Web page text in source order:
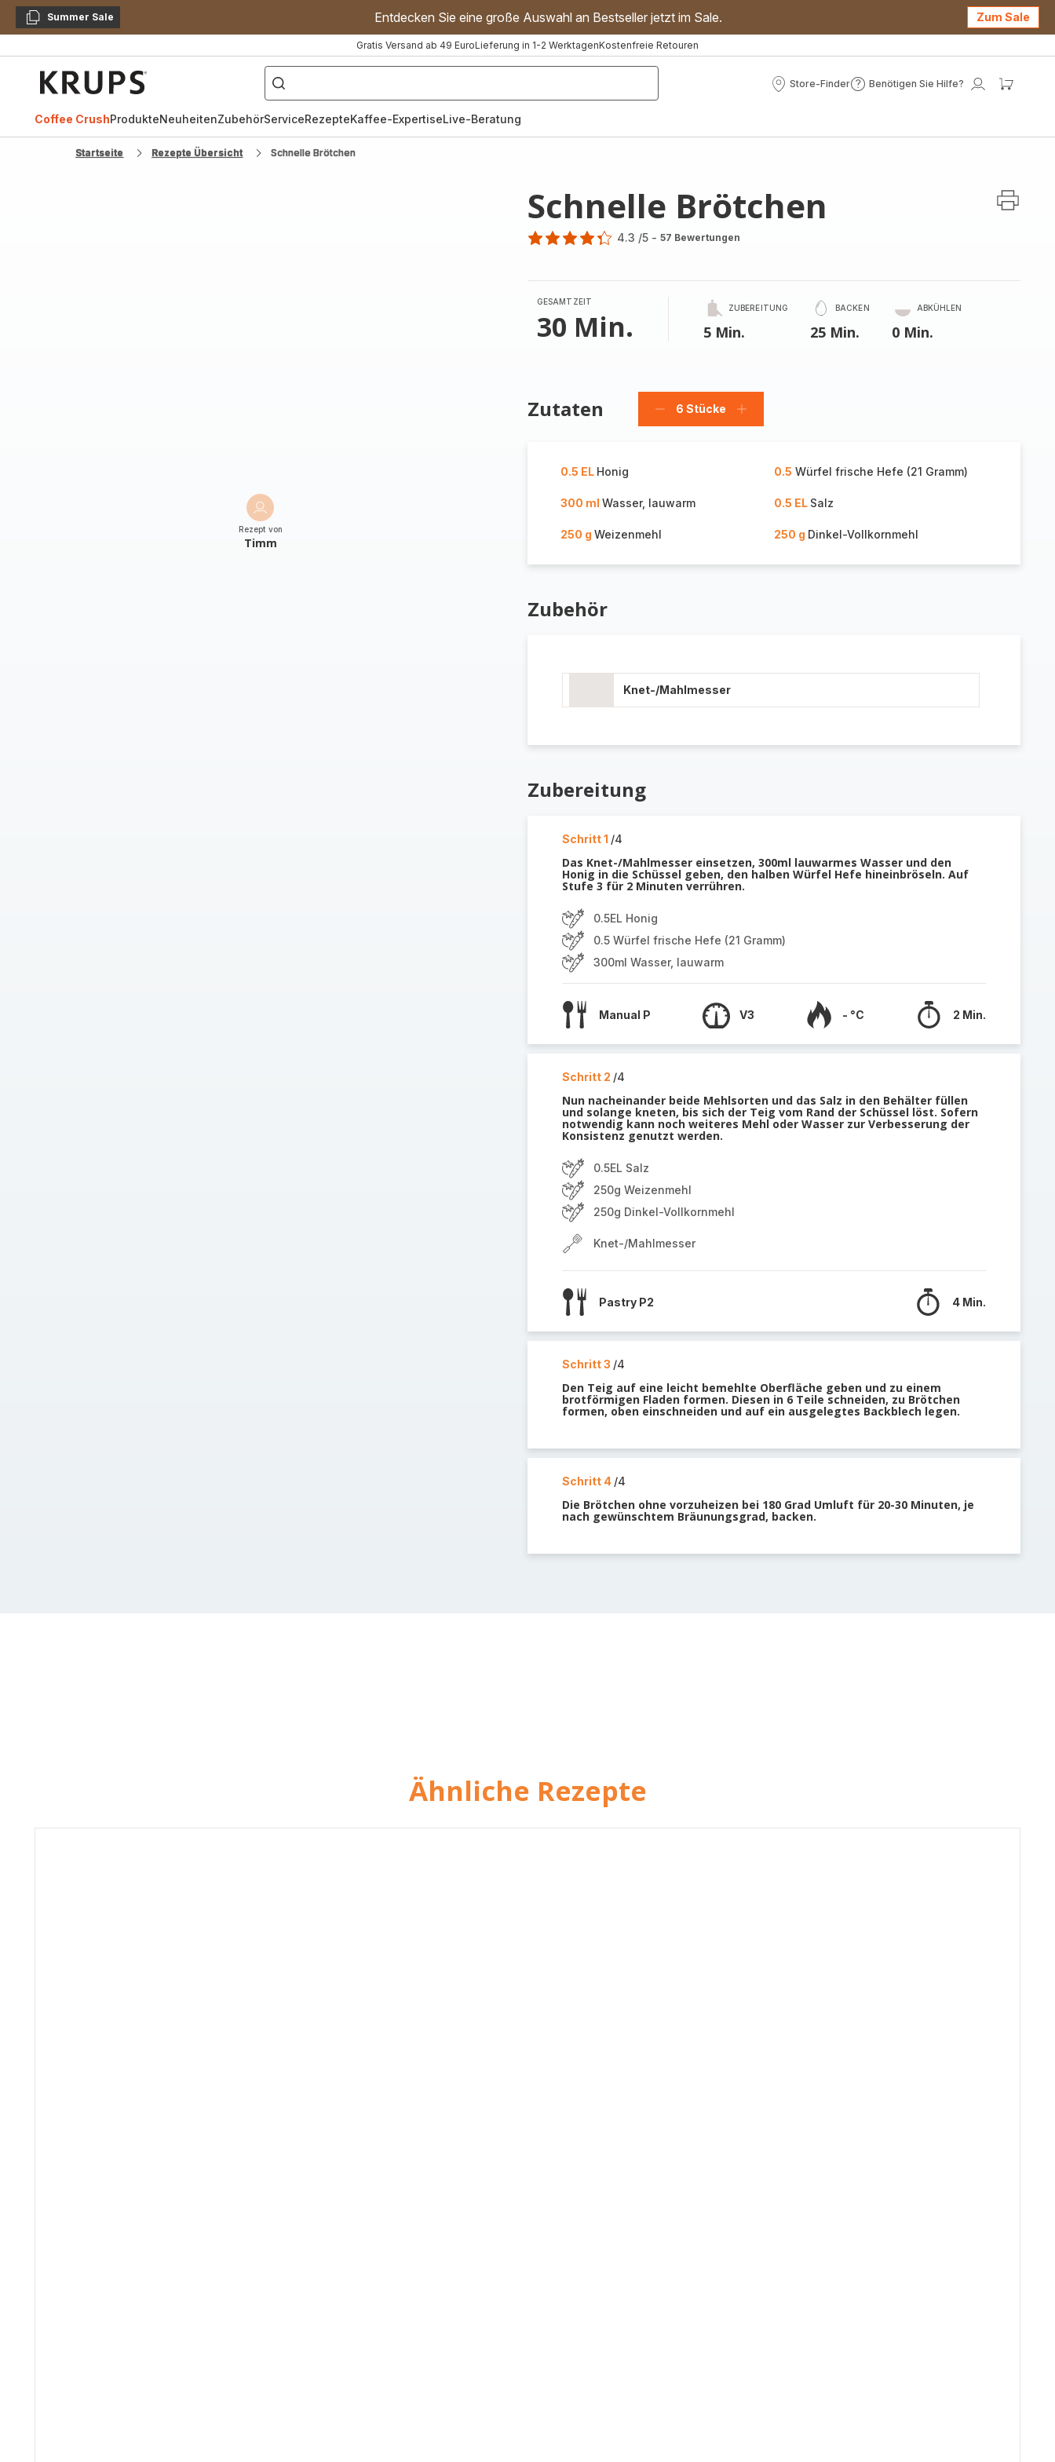
KopierenSummer Sale Entdecken Sie eine große Auswahl an Bestseller jetzt im Sale. Zum Sale
Gratis Versand ab 49 EuroLieferung in 1-2 WerktagenKostenfreie Retouren
["Kaffeevollautomat","Handmixer","Waffeleisen"]
Store-Finder
Store-
Benötigen Sie Hilfe?
Benötigen
Mein
Coffee CrushProdukteNeuheitenZubehörServiceRezepteKaffee-ExpertiseLive-Beratung
Startseite Rezepte Übersicht Schnelle Brötchen
Rezept von
Timm
Schnelle Brötchen
4.3 /5 - 57 Bewertungen
GESAMTZEIT
30 Min.
ZUBEREITUNG
5 Min.
BACKEN
25 Min.
ABKÜHLEN
0 Min.
Zutaten
Stücke
6 Stücke
Stücke
0.5 EL Honig 0.5 Würfel frische Hefe (21 Gramm)
300 ml Wasser, lauwarm 0.5 EL Salz
250 g Weizenmehl 250 g Dinkel-Vollkornmehl
Zubehör
Knet-/Mahlmesser
Zubereitung
Schritt 1 /4
Das Knet-/Mahlmesser einsetzen, 300ml lauwarmes Wasser und den
Honig in die Schüssel geben, den halben Würfel Hefe hineinbröseln. Auf
Stufe 3 für 2 Minuten verrühren.
0.5EL Honig
0.5 Würfel frische Hefe (21 Gramm)
300ml Wasser, lauwarm
Manual P V3 - °C 2 Min.
Schritt 2 /4
Nun nacheinander beide Mehlsorten und das Salz in den Behälter füllen
und solange kneten, bis sich der Teig vom Rand der Schüssel löst. Sofern
notwendig kann noch weiteres Mehl oder Wasser zur Verbesserung der
Konsistenz genutzt werden.
0.5EL Salz
250g Weizenmehl
250g Dinkel-Vollkornmehl
Knet-/Mahlmesser
Pastry P2 4 Min.
Schritt 3 /4
Den Teig auf eine leicht bemehlte Oberfläche geben und zu einem
brotförmigen Fladen formen. Diesen in 6 Teile schneiden, zu Brötchen
formen, oben einschneiden und auf ein ausgelegtes Backblech legen.
Schritt 4 /4
Die Brötchen ohne vorzuheizen bei 180 Grad Umluft für 20-30 Minuten, je
nach gewünschtem Bräunungsgrad, backen.
Ähnliche Rezepte